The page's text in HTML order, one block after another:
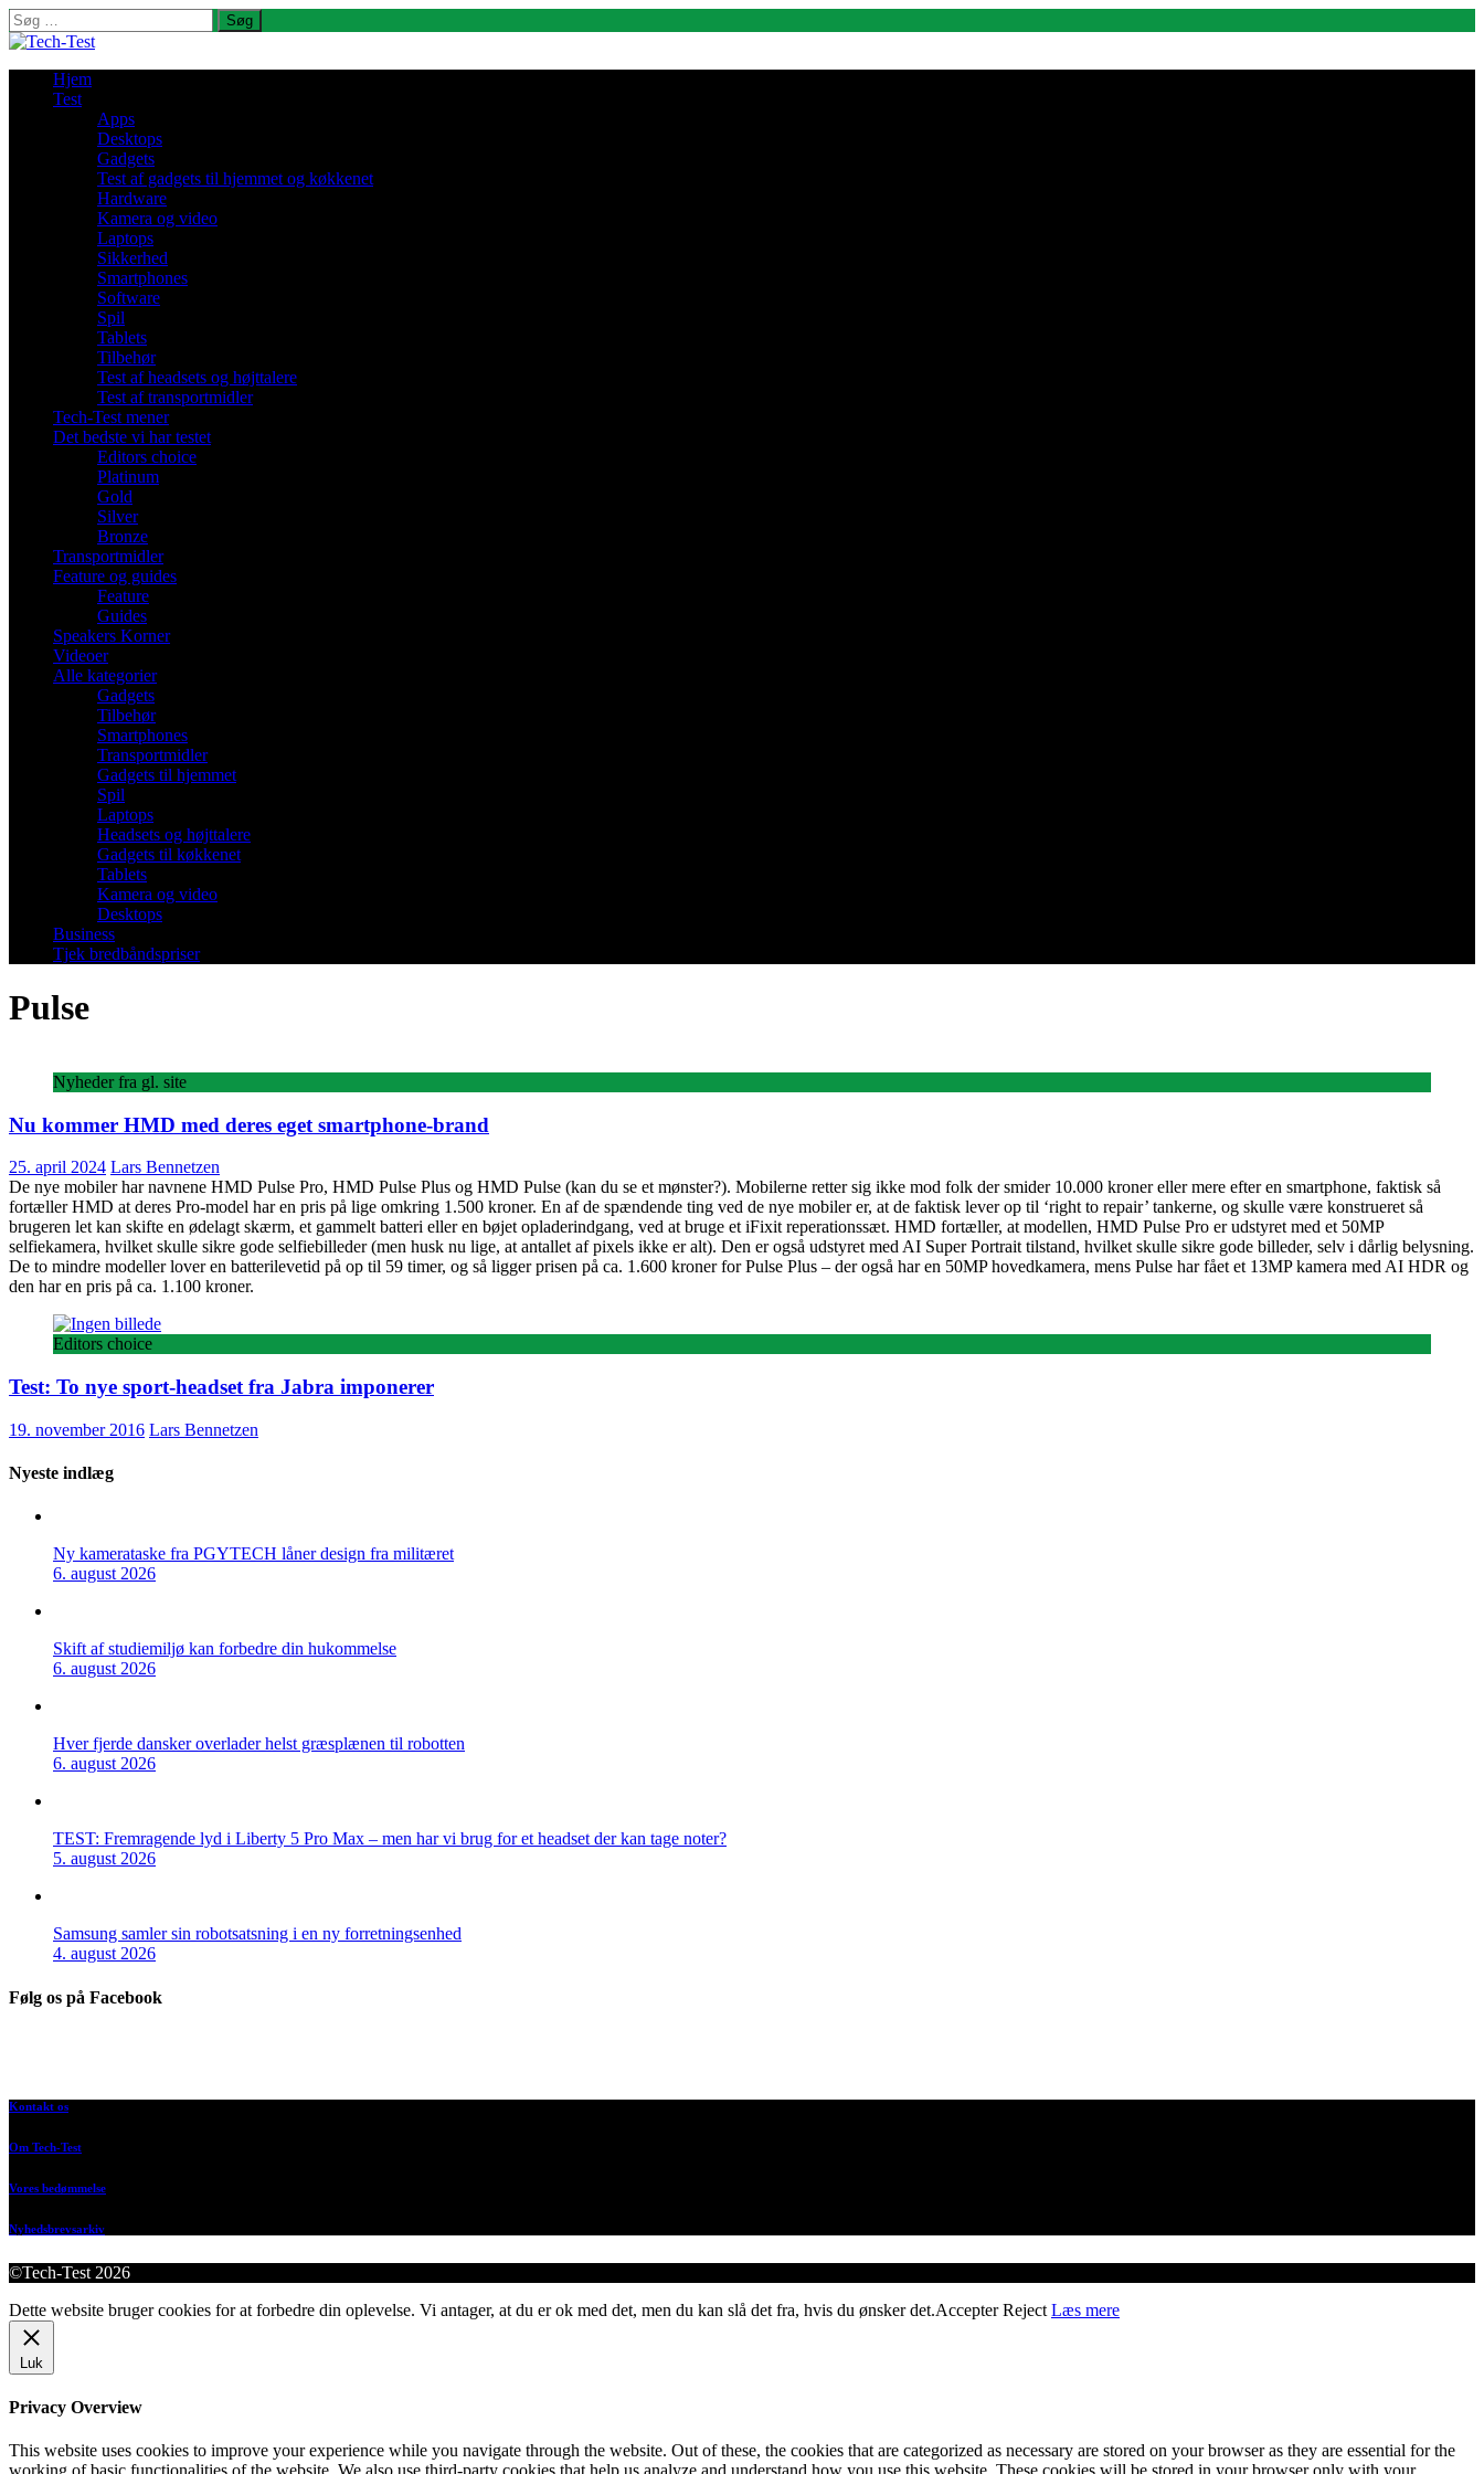
Søg
efter:
Hjem
Test
Apps
Desktops
Gadgets
Test af gadgets til hjemmet og køkkenet
Hardware
Kamera og video
Laptops
Sikkerhed
Smartphones
Software
Spil
Tablets
Tilbehør
Test af headsets og højttalere
Test af transportmidler
Tech-Test mener
Det bedste vi har testet
Editors choice
Platinum
Gold
Silver
Bronze
Transportmidler
Feature og guides
Feature
Guides
Speakers Korner
Videoer
Alle kategorier
Gadgets
Tilbehør
Smartphones
Transportmidler
Gadgets til hjemmet
Spil
Laptops
Headsets og højttalere
Gadgets til køkkenet
Tablets
Kamera og video
Desktops
Business
Tjek bredbåndspriser
Pulse
Nyheder fra gl. site
Nu kommer HMD med deres eget smartphone-brand
25. april 2024 Lars Bennetzen
De nye mobiler har navnene HMD Pulse Pro, HMD Pulse Plus og HMD Pulse (kan du se et mønster?). Mobilerne retter sig ikke mod folk der smider 10.000 kroner eller mere efter en smartphone, faktisk så
fortæller HMD at deres Pro-model har en pris på lige omkring 1.500 kroner. En af de spændende ting ved de nye mobiler er, at de faktisk lever op til ‘right to repair’ tankerne, og skulle være konstrueret så
brugeren let kan skifte en ødelagt skærm, et gammelt batteri eller en bøjet opladerindgang, ved at bruge et iFixit reperationssæt. HMD fortæller, at modellen, HMD Pulse Pro er udstyret med et 50MP
selfiekamera, hvilket skulle sikre gode selfiebilleder (men husk nu lige, at antallet af pixels ikke er alt). Den er også udstyret med AI Super Portrait tilstand, hvilket skulle sikre gode billeder, selv i dårlig belysning.
De to mindre modeller lover en batterilevetid på op til 59 timer, og så ligger prisen på ca. 1.600 kroner for Pulse Plus – der også har en 50MP hovedkamera, mens Pulse har fået et 13MP kamera med AI HDR og
den har en pris på ca. 1.100 kroner.
Editors choice
Test: To nye sport-headset fra Jabra imponerer
19. november 2016 Lars Bennetzen
Nyeste indlæg
Ny kamerataske fra PGYTECH låner design fra militæret
6. august 2026
Skift af studiemiljø kan forbedre din hukommelse
6. august 2026
Hver fjerde dansker overlader helst græsplænen til robotten
6. august 2026
TEST: Fremragende lyd i Liberty 5 Pro Max – men har vi brug for et headset der kan tage noter?
5. august 2026
Samsung samler sin robotsatsning i en ny forretningsenhed
4. august 2026
Følg os på Facebook
Kontakt os
Om Tech-Test
Vores bedømmelse
Nyhedsbrevsarkiv
©Tech-Test 2026
Dette website bruger cookies for at forbedre din oplevelse. Vi antager, at du er ok med det, men du kan slå det fra, hvis du ønsker det.Accepter Reject Læs mere
Luk
Privacy Overview
This website uses cookies to improve your experience while you navigate through the website. Out of these, the cookies that are categorized as necessary are stored on your browser as they are essential for the